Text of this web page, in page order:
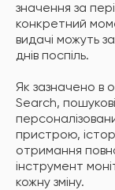
значення за
конкретний
видачі можуть
днів поспіль.
Як зазначено в
Search,
пристрою,
отримання
інструмент
кожну зміну.